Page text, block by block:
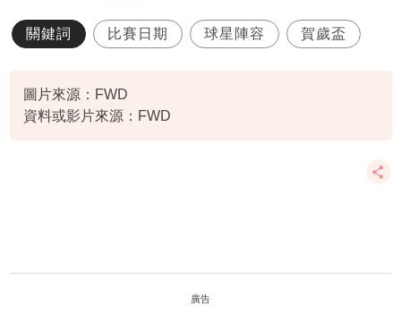
關鍵詞 比賽日期 球星陣容 賀歲盃
圖片來源：FWD
資料或影片來源：FWD
廣告